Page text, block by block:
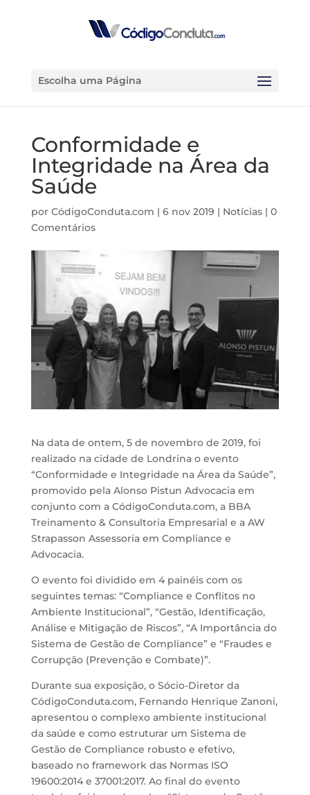
Escolha uma Página
Conformidade e
Integridade na Área da
Saúde
por CódigoConduta.com | 6 nov 2019 | Notícias| 0
Comentários
Na data de ontem, 5 de novembro de 2019, foi
realizado na cidade de Londrina o evento
“Conformidade e Integridade na Área da Saúde”,
promovido pela Alonso Pistun Advocacia em
conjunto com a CódigoConduta.com, a BBA
Treinamento & Consultoria Empresarial e a AW
Strapasson Assessoria em Compliance e
Advocacia.
O evento foi dividido em 4 painéis com os
seguintes temas: “Compliance e Conflitos no
Ambiente Institucional”, “Gestão, Identificação,
Análise e Mitigação de Riscos”, “A Importância do
Sistema de Gestão de Compliance” e “Fraudes e
Corrupção (Prevenção e Combate)”.
Durante sua exposição, o Sócio-Diretor da
CódigoConduta.com, Fernando Henrique Zanoni,
apresentou o complexo ambiente institucional
da saúde e como estruturar um Sistema de
Gestão de Compliance robusto e efetivo,
baseado no framework das Normas ISO
19600:2014 e 37001:2017. Ao final do evento